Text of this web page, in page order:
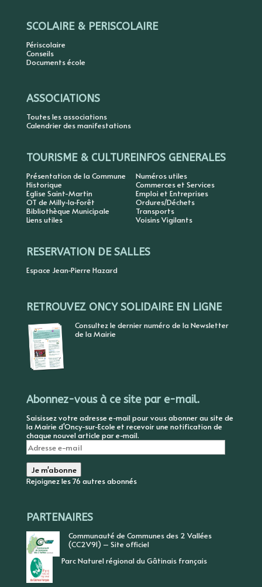
SCOLAIRE & PERISCOLAIRE
Périscolaire
Conseils
Documents école
ASSOCIATIONS
Toutes les associations
Calendrier des manifestations
TOURISME & CULTURE
Présentation de la Commune
Historique
Eglise Saint-Martin
OT de Milly-la-Forêt
Bibliothèque Municipale
Liens utiles
INFOS GENERALES
Numéros utiles
Commerces et Services
Emploi et Entreprises
Ordures/Déchets
Transports
Voisins Vigilants
RESERVATION DE SALLES
Espace Jean-Pierre Hazard
RETROUVEZ ONCY SOLIDAIRE EN LIGNE
Consultez le dernier numéro de la Newsletter
de la Mairie
Abonnez-vous à ce site par e-mail.
Saisissez votre adresse e-mail pour vous abonner au site de
la Mairie d'Oncy-sur-Ecole et recevoir une notification de
chaque nouvel article par e-mail.
Adresse
e-
mail
Je m'abonne
Rejoignez les 76 autres abonnés
PARTENAIRES
Communauté de Communes des 2 Vallées
(CC2V91) – Site officiel
Parc Naturel régional du Gâtinais français